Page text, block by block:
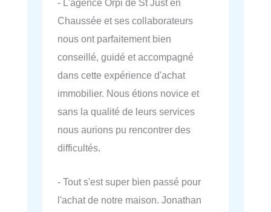
- L'agence Orpi de St Just en
Chaussée et ses collaborateurs
nous ont parfaitement bien
conseillé, guidé et accompagné
dans cette expérience d'achat
immobilier. Nous étions novice et
sans la qualité de leurs services
nous aurions pu rencontrer des
difficultés.
- Tout s'est super bien passé pour
l'achat de notre maison. Jonathan